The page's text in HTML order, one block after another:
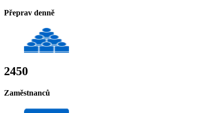
Přeprav denně
2450
Zaměstnanců